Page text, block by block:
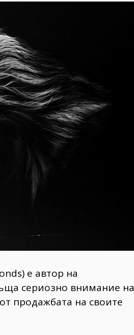
е автор на
сериозно внимание на
продажбата на своите